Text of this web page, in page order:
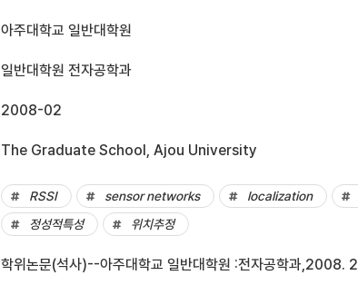
아주대학교 일반대학원
일반대학원 전자공학과
2008-02
The Graduate School, Ajou University
RSSI sensor networks localization
정성적특성
위치추정
학위논문(석사)--아주대학교 일반대학원 :전자공학과,2008. 2